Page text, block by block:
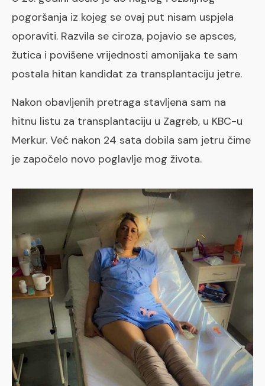
pogoršanja iz kojeg se ovaj put nisam uspjela
oporaviti. Razvila se ciroza, pojavio se apsces,
žutica i povišene vrijednosti amonijaka te sam
postala hitan kandidat za transplantaciju jetre.
Nakon obavljenih pretraga stavljena sam na
hitnu listu za transplantaciju u Zagreb, u KBC-u
Merkur. Već nakon 24 sata dobila sam jetru čime
je započelo novo poglavlje mog života.